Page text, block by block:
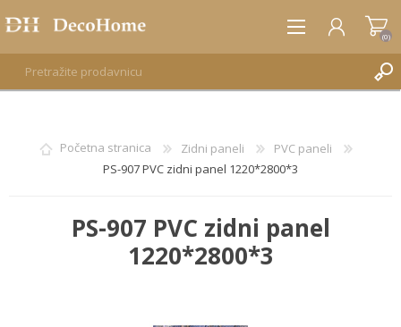
REGISTRUJTE SE
(0)
Početna stranica Zidni paneli
PVC paneli
PS-907 PVC zidni panel 1220*2800*3
PS-907 PVC zidni panel
1220*2800*3